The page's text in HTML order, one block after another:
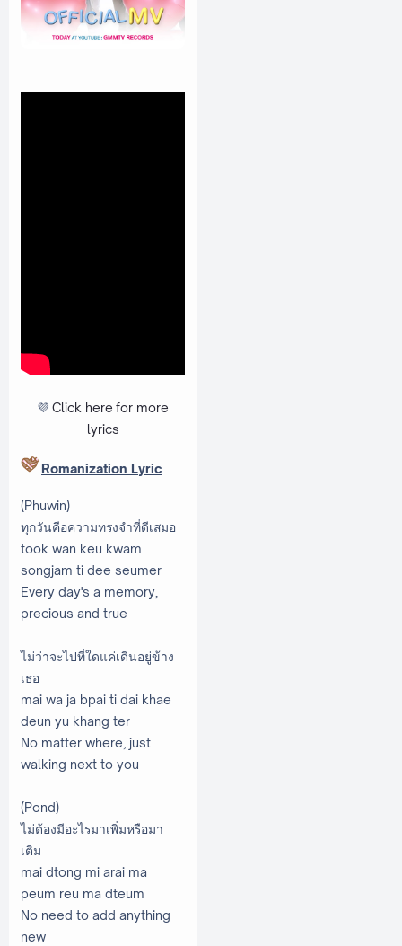
💜 Click here for more
lyrics
Romanization Lyric
(Phuwin)
ทุกวันคือความทรงจำที่ดีเสมอ
took wan keu kwam
songjam ti dee seumer
Every day's a memory,
precious and true
ไม่ว่าจะไปที่ใดแค่เดินอยู่ข้าง
เธอ
mai wa ja bpai ti dai khae
deun yu khang ter
No matter where, just
walking next to you
(Pond)
ไม่ต้องมีอะไรมาเพิ่มหรือมา
เติม
mai dtong mi arai ma
peum reu ma dteum
No need to add anything
new